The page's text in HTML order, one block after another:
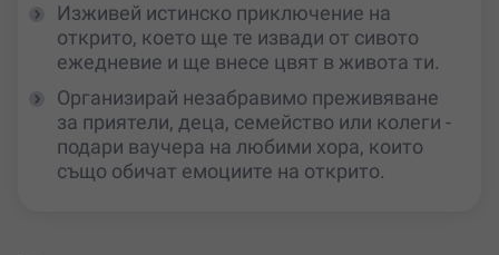
Изживей истинско приключение на
открито, което ще те извади от сивото
ежедневие и ще внесе цвят в живота ти.
Организирай незабравимо преживяване
за приятели, деца, семейство или колеги -
подари ваучера на любими хора, които
също обичат емоциите на открито.